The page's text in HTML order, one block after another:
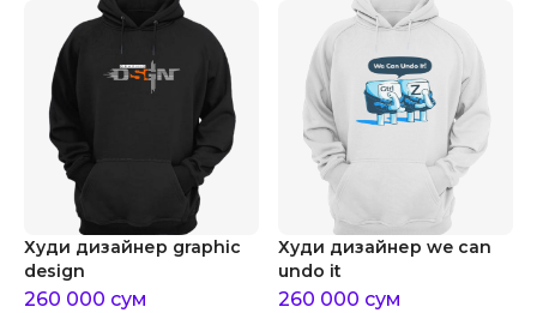
Худи дизайнер graphic
design
260 000 сум
Худи дизайнер we can
undo it
260 000 сум